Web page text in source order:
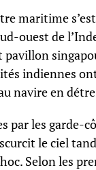
maritime
ouest de
indiennes
navire en
par les garde-
le ciel
Selon les